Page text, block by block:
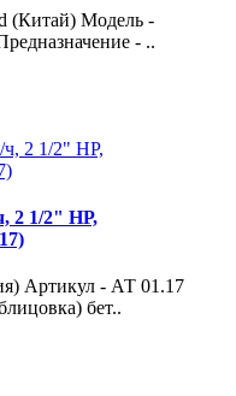
(Китай) Модель -
- ..
2 1/2" НР,
Артикул - АТ 01.17
бет..